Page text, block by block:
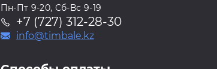
Пн-Пт 9-20, Сб-Вс 9-19
+7 (727) 312-28-30
info@timbale.kz